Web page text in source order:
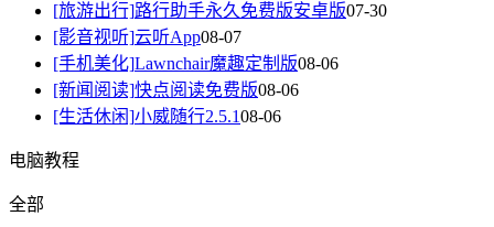
[旅游出行]路行助手永久免费版安卓版07-30
[影音视听]云听App08-07
[手机美化]Lawnchair魔趣定制版08-06
[新闻阅读]快点阅读免费版08-06
[生活休闲]小威随行2.5.108-06
电脑教程
全部